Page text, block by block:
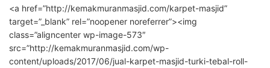
r
n
<a href=”http://kemakmuranmasjid.com/karpet-masjid”
target=”_blank” rel=”noopener noreferrer”><img
class=”aligncenter wp-image-573″
src=”http://kemakmuranmasjid.com/wp-
content/uploads/2017/06/jual-karpet-masjid-turki-tebal-roll-